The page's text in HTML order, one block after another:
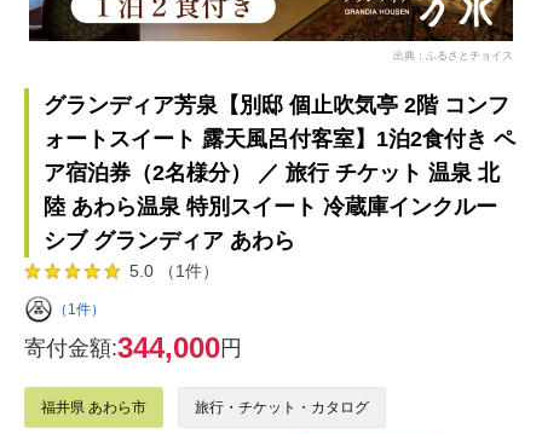
出典：ふるさとチョイス
グランディア芳泉【別邸 個止吹気亭 2階 コンフ
ォートスイート 露天風呂付客室】1泊2食付き ペ
ア宿泊券（2名様分） ／ 旅行 チケット 温泉 北
陸 あわら温泉 特別スイート 冷蔵庫インクルー
シブ グランディア あわら
5.0 （1件）
（1件）
寄付金額:344,000円
福井県 あわら市 旅行・チケット・カタログ